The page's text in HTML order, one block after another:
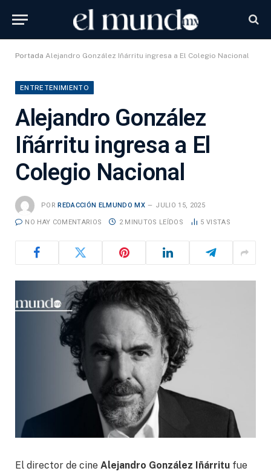
Portada Alejandro González Iñárritu ingresa a El Colegio Nacional
ENTRETENIMIENTO
Alejandro González
Iñárritu ingresa a El
Colegio Nacional
POR REDACCIÓN ELMUNDO MX JULIO 15, 2025
NO HAY COMENTARIOS 2 MINUTOS LEÍDOS 5 VISTAS
El director de cine Alejandro González Iñárritu fue